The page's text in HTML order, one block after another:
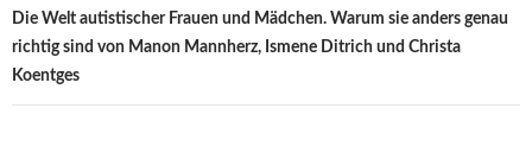
Die Welt autistischer Frauen und Mädchen. Warum sie anders genau
richtig sind von Manon Mannherz, Ismene Ditrich und Christa
Koentges